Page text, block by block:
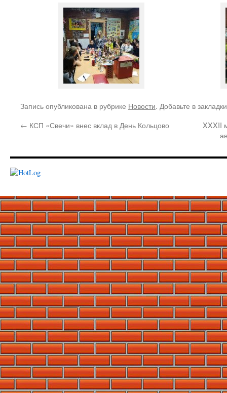
Запись опубликована в рубрике Новости. Добавьте в
← КСП «Свечи» внес вклад в День Кольцово
XXXII